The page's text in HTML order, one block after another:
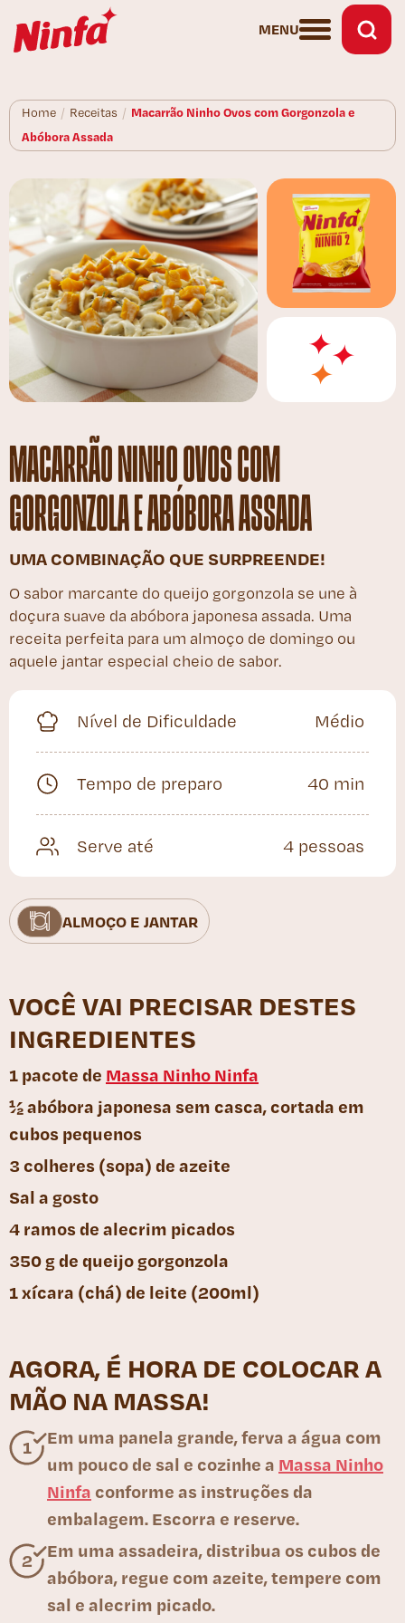
MENU
Home / Receitas / Macarrão Ninho Ovos com Gorgonzola e
Abóbora Assada
MACARRÃO NINHO OVOS COM
GORGONZOLA E ABÓBORA ASSADA
UMA COMBINAÇÃO QUE SURPREENDE!
O sabor marcante do queijo gorgonzola se une à
doçura suave da abóbora japonesa assada. Uma
receita perfeita para um almoço de domingo ou
aquele jantar especial cheio de sabor.
Nível de Dificuldade Médio
Tempo de preparo 40 min
Serve até 4 pessoas
ALMOÇO E JANTAR
VOCÊ VAI PRECISAR DESTES
INGREDIENTES
1 pacote de Massa Ninho Ninfa
½ abóbora japonesa sem casca, cortada em
cubos pequenos
3 colheres (sopa) de azeite
Sal a gosto
4 ramos de alecrim picados
350 g de queijo gorgonzola
1 xícara (chá) de leite (200ml)
AGORA, É HORA DE COLOCAR A
MÃO NA MASSA!
Em uma panela grande, ferva a água com
um pouco de sal e cozinhe a Massa Ninho
Ninfa conforme as instruções da
embalagem. Escorra e reserve.
Em uma assadeira, distribua os cubos de
abóbora, regue com azeite, tempere com
sal e alecrim picado.